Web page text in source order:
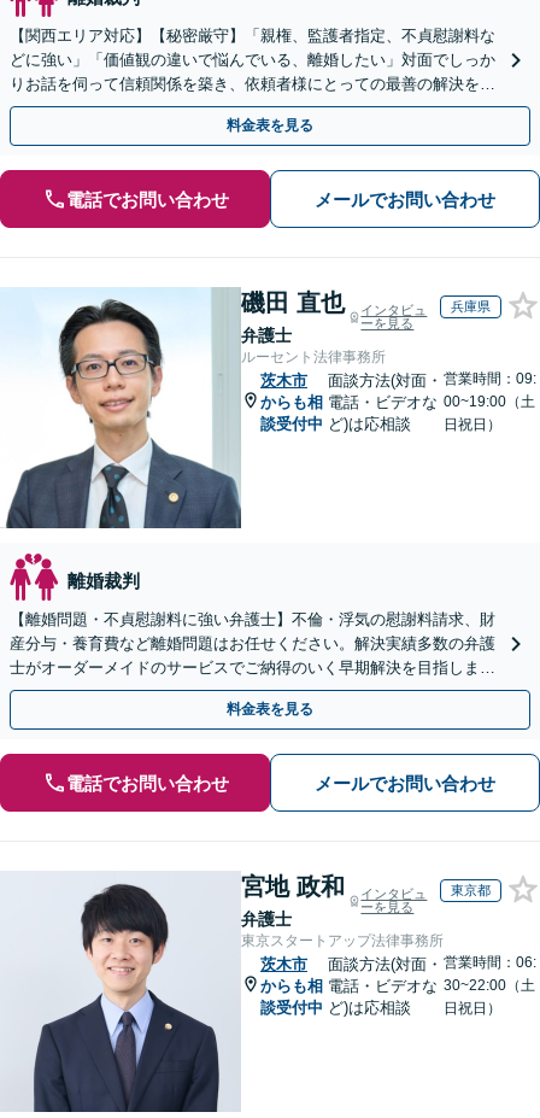
【関西エリア対応】【秘密厳守】「親権、監護者指定、不貞慰謝料な
どに強い」「価値観の違いで悩んでいる、離婚したい」対面でしっか
りお話を伺って信頼関係を築き、依頼者様にとっての最善の解決を目
指します！離婚を考えている段階でもご相談ください。
料金表を見る
電話でお問い合わせ メールでお問い合わせ
磯田 直也
弁護士
インタビュ
ーを見る
兵庫県
ルーセント法律事務所
茨木市
からも相
談受付中
面談方法(対面・
電話・ビデオな
ど)は応相談
営業時間：09:
00~19:00（土
日祝日）
離婚裁判
【離婚問題・不貞慰謝料に強い弁護士】不倫・浮気の慰謝料請求、財
産分与・養育費など離婚問題はお任せください。解決実績多数の弁護
士がオーダーメイドのサービスでご納得のいく早期解決を目指します
【初回相談無料・電話/WEB面談・関西エリア対応可】
料金表を見る
電話でお問い合わせ メールでお問い合わせ
宮地 政和
弁護士
インタビュ
ーを見る
東京都
東京スタートアップ法律事務所
茨木市
からも相
談受付中
面談方法(対面・
電話・ビデオな
ど)は応相談
営業時間：06:
30~22:00（土
日祝日）